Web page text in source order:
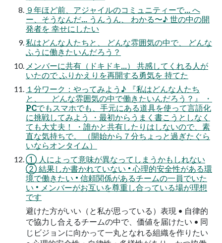
９年ほど前、アジャイルのコミュニティーで... へ
ー、そうなんだ... うんうん、 わかる〜♪ 世の中の開
発者を 幸せにしたい
私はどんな人たちと、 どんな雰囲気の中で、 どんな
ふうに働きたいんだろう？
メンバーに共有（ドキドキ...） 共感してくれる人が
いたので ふりかえりを再開する勇気を 持てた
１分ワーク：やってみよう♪ 『私はどんな人たち
と、 どんな雰囲気の中で働きたいんだろう？』 ・
PCでもスマホでも、手元にある道具を使って言語化
に挑戦してみよう ・最初からうまく書こうとしなく
ても大丈夫！ ・誰かと共有したりはしないので、素
直な気持ちで。 （開始から７分ちょっと過ぎたぐら
いならオンタイム）
① 人によって意味が異なってしまうかもしれない
② 結果しか書かれていない • 心理的安全性がある環
境で働きたい • 信頼関係があるチームの一員でいた
い • メンバーがお互いを尊重し合っている場が理想
です
避けた方がいい（と私が思っている）表現 • 自律的
で協力し合えるチームの中で、価値を届けたい • 同
じビジョンに向かって一丸となれる組織を作りたい